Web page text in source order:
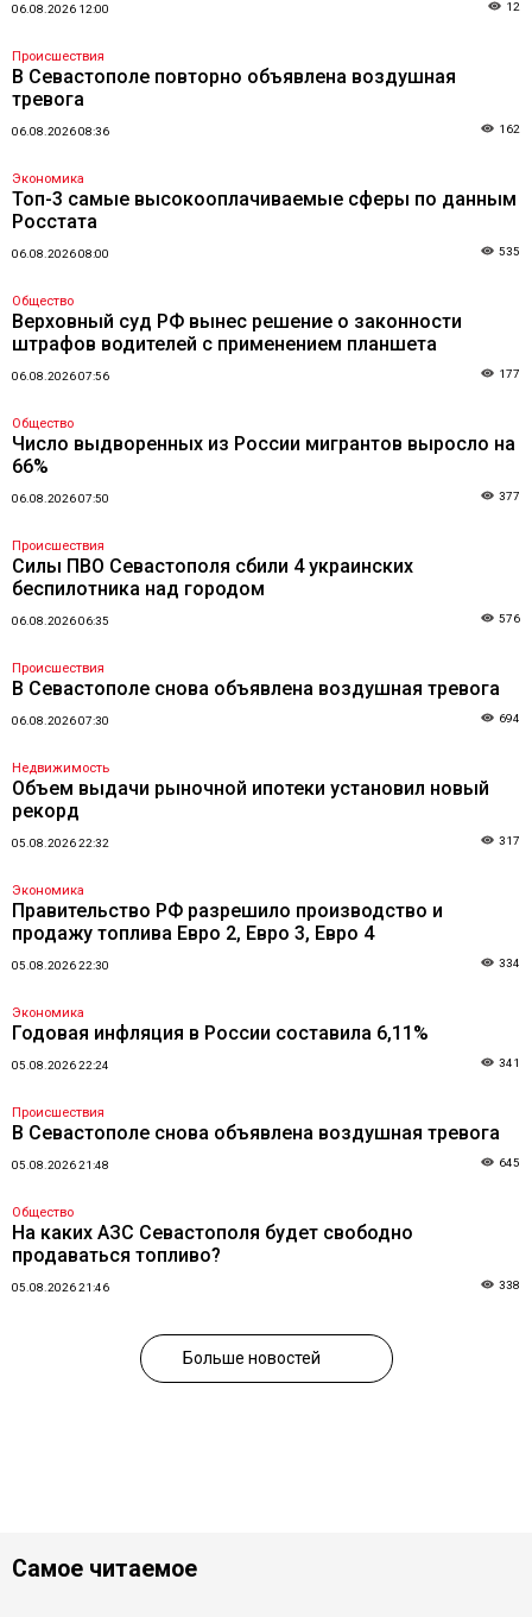
06.08.2026 12:00 12
Происшествия
В Севастополе повторно объявлена воздушная
тревога
06.08.2026 08:36 162
Экономика
Топ-3 самые высокооплачиваемые сферы по данным
Росстата
06.08.2026 08:00 535
Общество
Верховный суд РФ вынес решение о законности
штрафов водителей с применением планшета
06.08.2026 07:56 177
Общество
Число выдворенных из России мигрантов выросло на
66%
06.08.2026 07:50 377
Происшествия
Силы ПВО Севастополя сбили 4 украинских
беспилотника над городом
06.08.2026 06:35 576
Происшествия
В Севастополе снова объявлена воздушная тревога
06.08.2026 07:30 694
Недвижимость
Объем выдачи рыночной ипотеки установил новый
рекорд
05.08.2026 22:32 317
Экономика
Правительство РФ разрешило производство и
продажу топлива Евро 2, Евро 3, Евро 4
05.08.2026 22:30 334
Экономика
Годовая инфляция в России составила 6,11%
05.08.2026 22:24 341
Происшествия
В Севастополе снова объявлена воздушная тревога
05.08.2026 21:48 645
Общество
На каких АЗС Севастополя будет свободно
продаваться топливо?
05.08.2026 21:46 338
Больше новостей
Самое читаемое